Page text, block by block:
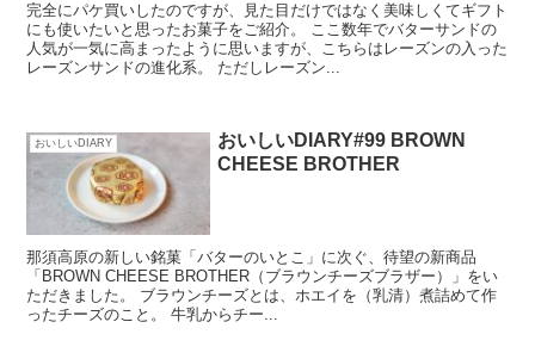
完全にパケ買いしたのですが、見た目だけではなく美味しくてギフト
にも使いたいと思ったお菓子をご紹介。 ここ数年でバターサンドの
人気が一気に高まったように思いますが、こちらはレーズンの入った
レーズンサンドの進化系。 ただしレーズン...
おいしいDIARY
おいしいDIARY#99 BROWN
CHEESE BROTHER
那須高原の新しい銘菓「バターのいとこ」に次ぐ、待望の新商品
「BROWN CHEESE BROTHER（ブラウンチーズブラザー）」をい
ただきました。 ブラウンチーズとは、ホエイを（乳清）煮詰めて作
ったチーズのこと。 牛乳からチー...